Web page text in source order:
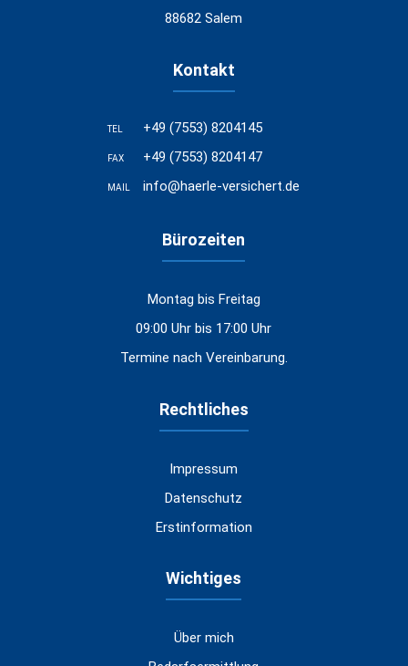
88682 Salem
Kontakt
TEL +49 (7553) 8204145
FAX +49 (7553) 8204147
MAIL info@haerle-versichert.de
Bürozeiten
Montag bis Freitag
09:00 Uhr bis 17:00 Uhr
Termine nach Vereinbarung.
Rechtliches
Impressum
Datenschutz
Erstinformation
Wichtiges
Über mich